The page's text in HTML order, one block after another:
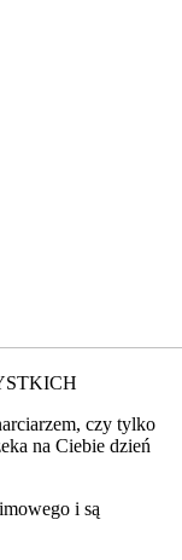
czy tylko
na Ciebie dzień
i są